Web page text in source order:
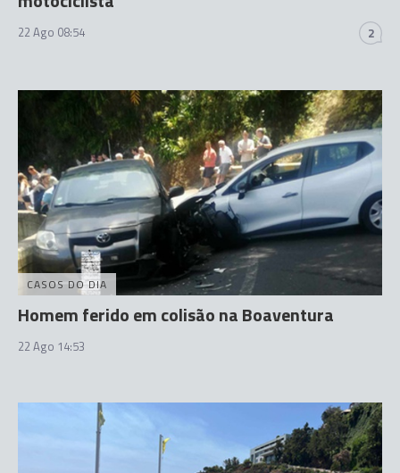
22 Ago 08:54 2
CASOS DO DIA
Homem ferido em colisão na Boaventura
22 Ago 14:53